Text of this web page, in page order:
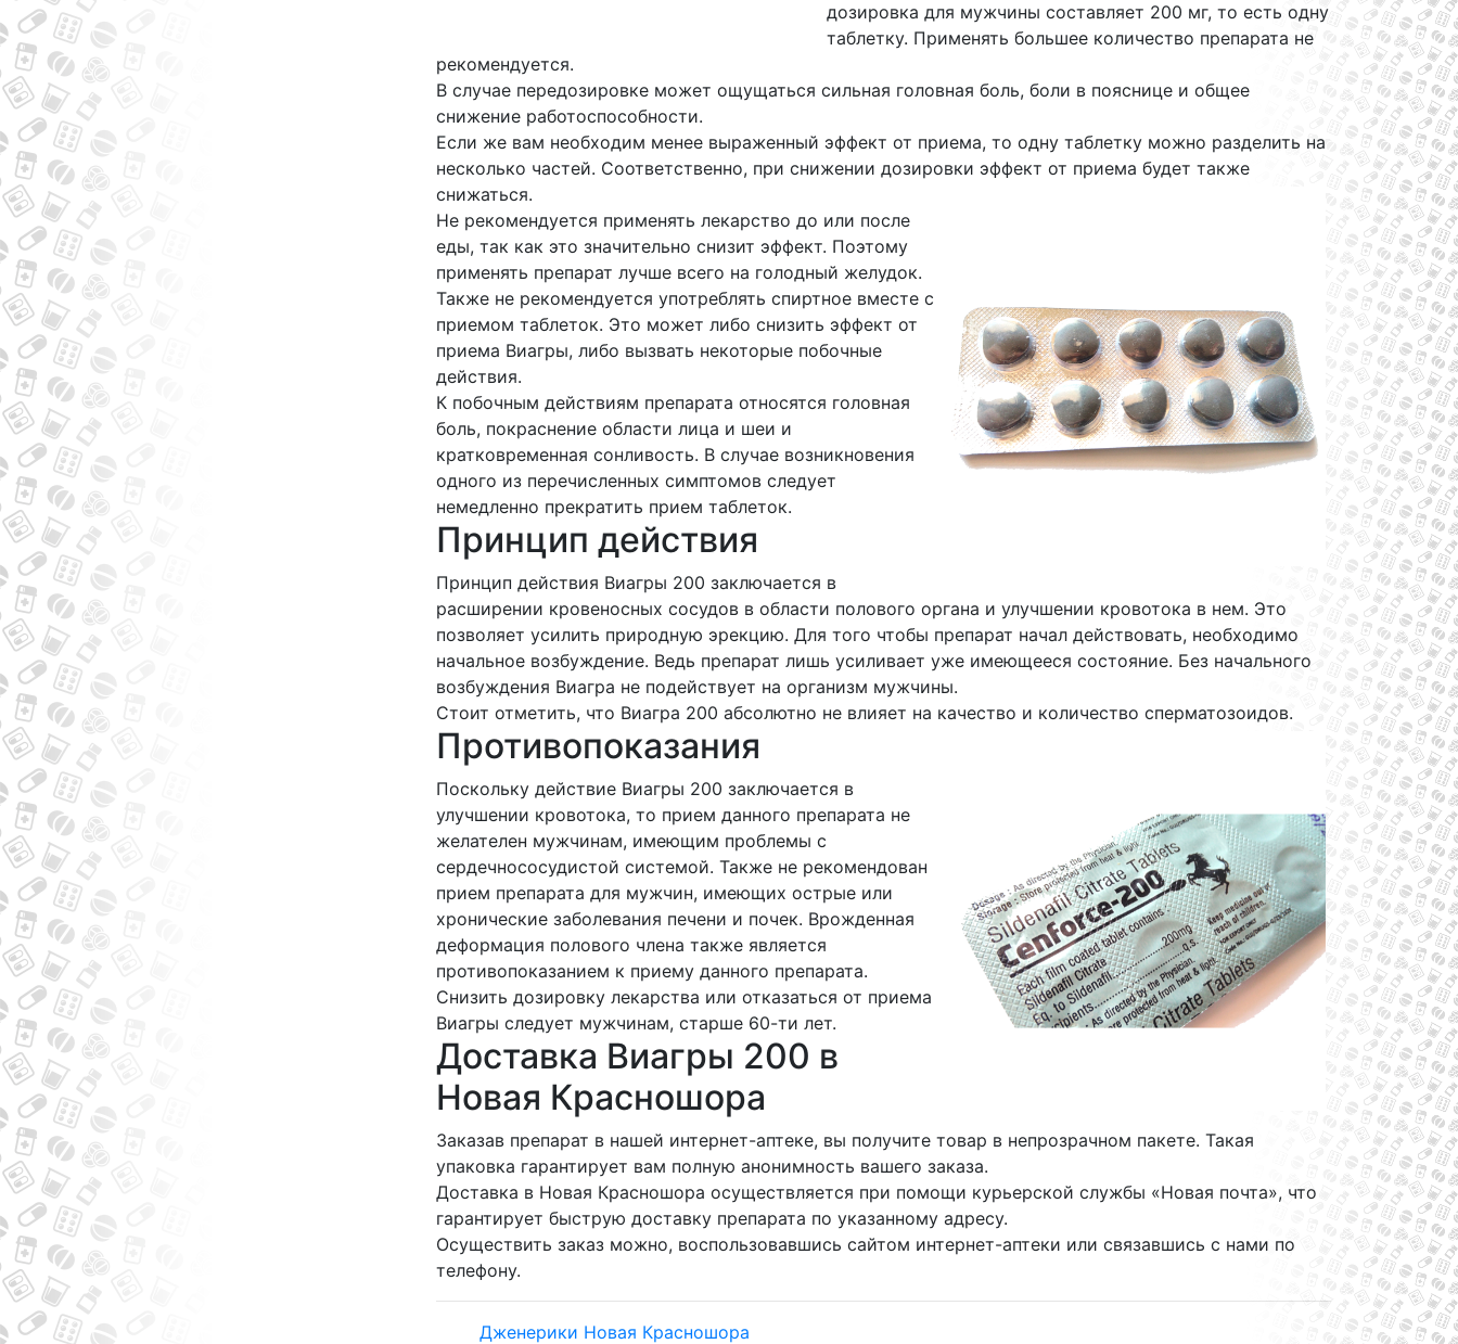
дозировка для мужчины составляет 200 мг, то есть одну
таблетку. Применять большее количество препарата не
рекомендуется.
В случае передозировке может ощущаться сильная головная боль, боли в пояснице и общее
снижение работоспособности.
Если же вам необходим менее выраженный эффект от приема, то одну таблетку можно разделить на
несколько частей. Соответственно, при снижении дозировки эффект от приема будет также
снижаться.
Не рекомендуется применять лекарство до или после
еды, так как это значительно снизит эффект. Поэтому
применять препарат лучше всего на голодный желудок.
Также не рекомендуется употреблять спиртное вместе с
приемом таблеток. Это может либо снизить эффект от
приема Виагры, либо вызвать некоторые побочные
действия.
К побочным действиям препарата относятся головная
боль, покраснение области лица и шеи и
кратковременная сонливость. В случае возникновения
одного из перечисленных симптомов следует
немедленно прекратить прием таблеток.
Принцип действия
Принцип действия Виагры 200 заключается в
расширении кровеносных сосудов в области полового органа и улучшении кровотока в нем. Это
позволяет усилить природную эрекцию. Для того чтобы препарат начал действовать, необходимо
начальное возбуждение. Ведь препарат лишь усиливает уже имеющееся состояние. Без начального
возбуждения Виагра не подействует на организм мужчины.
Стоит отметить, что Виагра 200 абсолютно не влияет на качество и количество сперматозоидов.
Противопоказания
Поскольку действие Виагры 200 заключается в
улучшении кровотока, то прием данного препарата не
желателен мужчинам, имеющим проблемы с
сердечнососудистой системой. Также не рекомендован
прием препарата для мужчин, имеющих острые или
хронические заболевания печени и почек. Врожденная
деформация полового члена также является
противопоказанием к приему данного препарата.
Снизить дозировку лекарства или отказаться от приема
Виагры следует мужчинам, старше 60-ти лет.
Доставка Виагры 200 в
Новая Красношора
Заказав препарат в нашей интернет-аптеке, вы получите товар в непрозрачном пакете. Такая
упаковка гарантирует вам полную анонимность вашего заказа.
Доставка в Новая Красношора осуществляется при помощи курьерской службы «Новая почта», что
гарантирует быструю доставку препарата по указанному адресу.
Осуществить заказ можно, воспользовавшись сайтом интернет-аптеки или связавшись с нами по
телефону.
Дженерики Новая Красношора